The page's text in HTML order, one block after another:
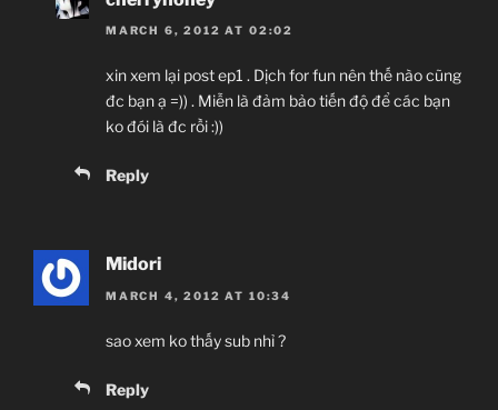
MARCH 6, 2012 AT 02:02
xin xem lại post ep1 . Dịch for fun nên thế nào cũng
đc bạn ạ =)) . Miễn là đảm bảo tiến độ để các bạn
ko đói là đc rồi :))
Reply
Midori
MARCH 4, 2012 AT 10:34
sao xem ko thấy sub nhỉ ?
Reply